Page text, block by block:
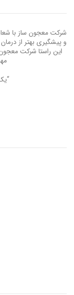
شرکت معجون ساز با
و پیشگیری بهتر از
این راستا شرکت